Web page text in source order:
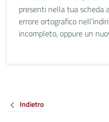
presenti nella tua scheda
errore ortografico
incompleto, oppure un
Indietro